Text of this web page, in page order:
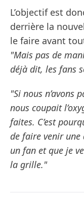
L’objectif est
derrière la
le faire avant
"Mais pas de
déjà dit, les fans
"Si nous n’avons
nous coupait
faites. C’est
de faire venir une
un fan et que je
la grille."